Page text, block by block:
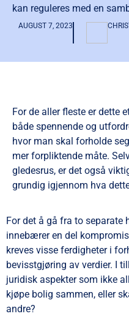
kan reguleres med en
AUGUST 7, 2023
For de aller fleste er dette
både spennende og
hvor man skal forholde
mer forpliktende måte.
gledesrus, er det også
grundig igjennom hva
For det å gå fra to separate
innebærer en del
kreves visse ferdigheter i
bevisstgjøring av verdier. I
juridisk aspekter som ikke
kjøpe bolig sammen, eller
andre?